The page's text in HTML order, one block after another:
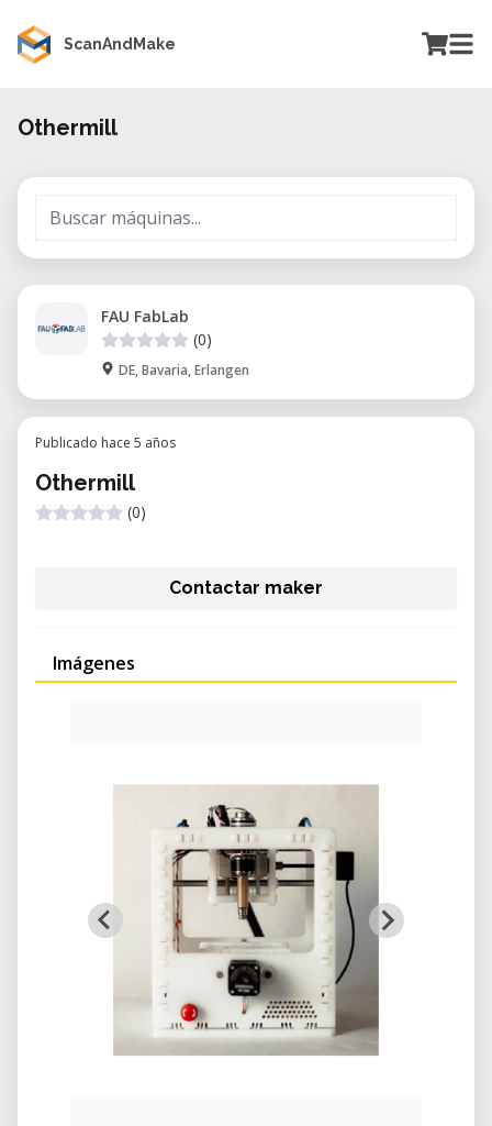
ScanAndMake
Othermill
FAU FabLab
(0)
DE, Bavaria, Erlangen
Publicado hace 5 años
Othermill
(0)
Contactar maker
Imágenes